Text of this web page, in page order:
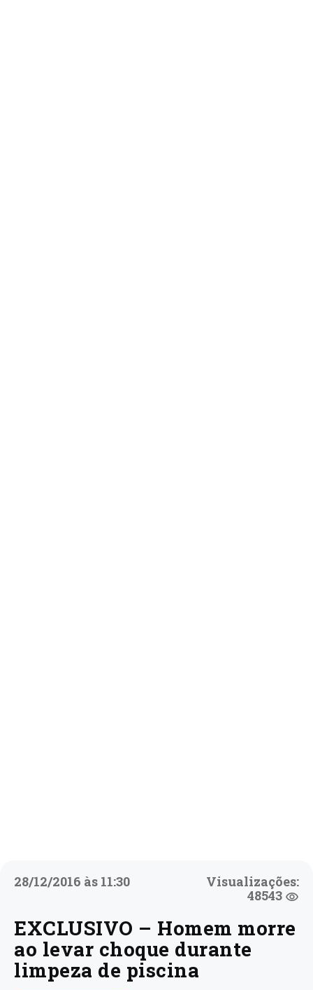
28/12/2016 às 11:30
Visualizações:
48543
EXCLUSIVO – Homem morre
ao levar choque durante
limpeza de piscina